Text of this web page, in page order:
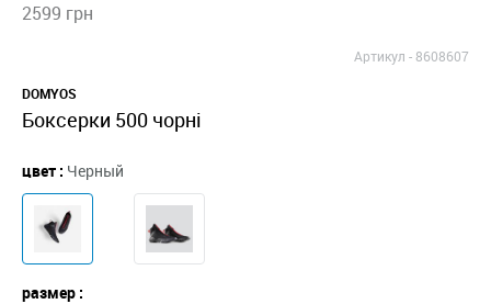
2599 грн
Артикул -8608607
DOMYOS
Боксерки 500 чорні
цвет : Черный
размер :